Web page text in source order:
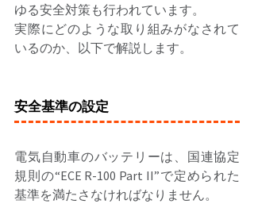
ゆる安全対策も行われています。
実際にどのような取り組みがなされて
いるのか、以下で解説します。
安全基準の設定
電気自動車のバッテリーは、国連協定
規則の“ECE R-100 Part II”で定められた
基準を満たさなければなりません。